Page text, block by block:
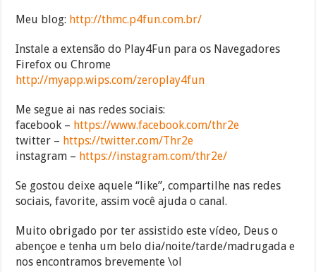
Meu blog: http://thmc.p4fun.com.br/
Instale a extensão do Play4Fun para os Navegadores
Firefox ou Chrome
http://myapp.wips.com/zeroplay4fun
Me segue ai nas redes sociais:
facebook – https://www.facebook.com/thr2e
twitter – https://twitter.com/Thr2e
instagram – https://instagram.com/thr2e/
Se gostou deixe aquele “like”, compartilhe nas redes
sociais, favorite, assim você ajuda o canal.
Muito obrigado por ter assistido este vídeo, Deus o
abençoe e tenha um belo dia/noite/tarde/madrugada e
nos encontramos brevemente \ol